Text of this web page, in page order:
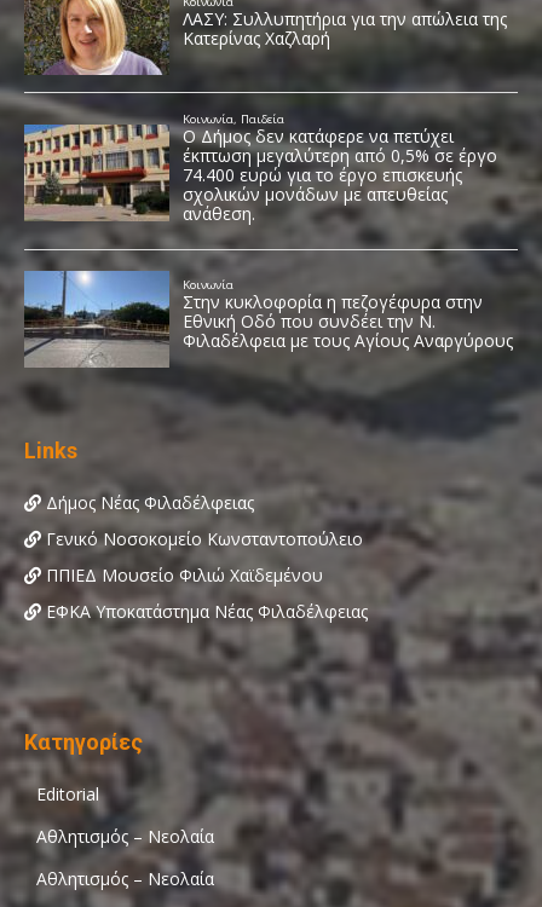
Links
Δήμος Νέας Φιλαδέλφειας
Γενικό Νοσοκομείο Κωνσταντοπούλειο
ΠΠΙΕΔ Μουσείο Φιλιώ Χαϊδεμένου
ΕΦΚΑ Υποκατάστημα Νέας Φιλαδέλφειας
Κατηγορίες
Editorial
Αθλητισμός – Νεολαία
Αθλητισμός – Νεολαία